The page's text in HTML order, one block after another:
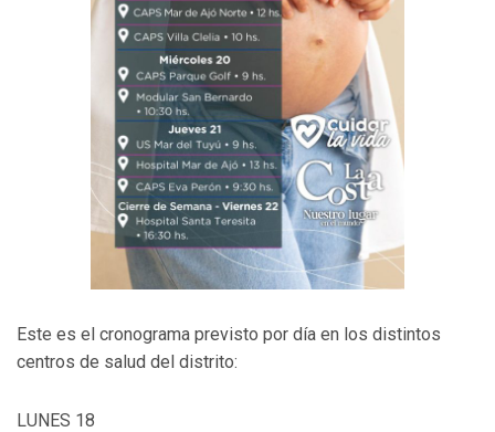
Este es el cronograma previsto por día en los distintos
centros de salud del distrito:
LUNES 18